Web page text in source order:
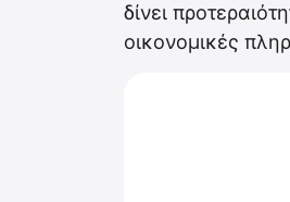
δίνει
οικονομικές